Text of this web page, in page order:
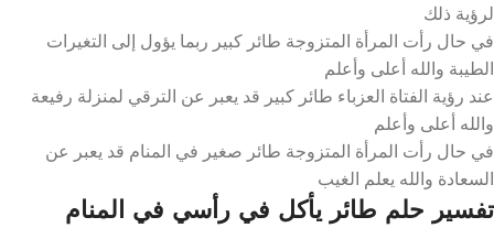
لرؤية ذلك
في حال رأت المرأة المتزوجة طائر كبير ربما يؤول إلى التغيرات
الطيبة والله أعلى وأعلم
عند رؤية الفتاة العزباء طائر كبير قد يعبر عن الترقي لمنزلة رفيعة
والله أعلى وأعلم
في حال رأت المرأة المتزوجة طائر صغير في المنام قد يعبر عن
السعادة والله يعلم الغيب
تفسير حلم طائر يأكل في رأسي في المنام